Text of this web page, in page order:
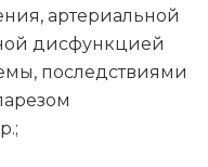
артериальной
дисфункцией
последствиями